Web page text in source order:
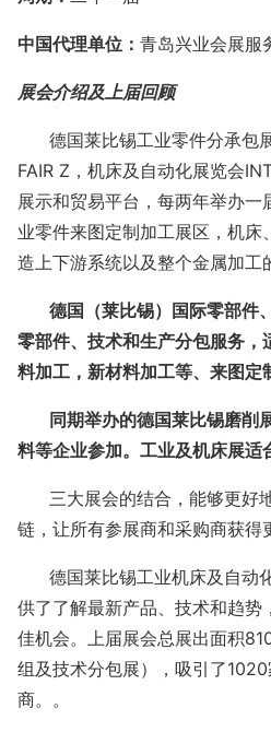
中国代理单位： 青岛兴业会展服
展会介绍及上届回顾
德国莱比锡工业零件分承包
FAIR Z， 机床及自动化展览会
展示和贸易平台，每两年举办一
业零件来图定制加工展区，机床
造上下游系统以及整个金属加工
德国（莱比锡）国际零部件
零部件、技术和生产分包服务
料加工，新材料加工等、来图定
同期举办的德国莱比锡磨削
料等企业参加。工业及机床展适
三大展会的结合，能够更好
链，让所有参展商和采购商获得
德国莱比锡工业机床及自动
供了了解最新产品、技术和趋势
佳机会。上届展会总展出面积
组及技术分包展），吸引了
商。 。